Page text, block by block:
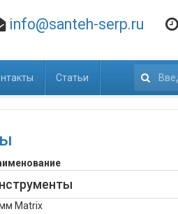
info@santeh-serp.ru
Статьи Искать...
Matrix